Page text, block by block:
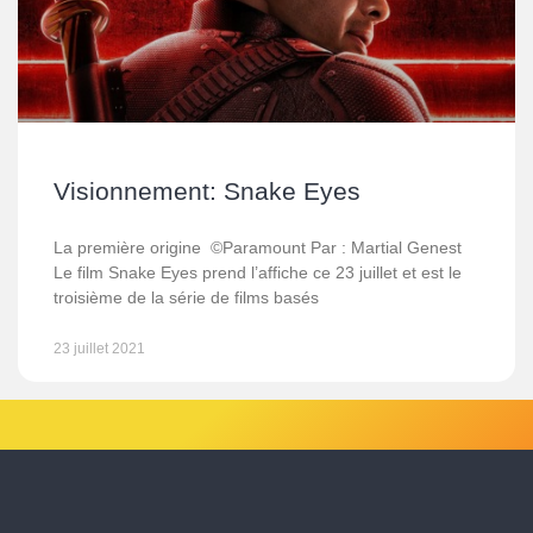
Visionnement: Snake Eyes
La première origine ©Paramount Par : Martial Genest
Le film Snake Eyes prend l’affiche ce 23 juillet et est le
troisième de la série de films basés
23 juillet 2021